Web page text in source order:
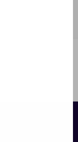
serviettes et